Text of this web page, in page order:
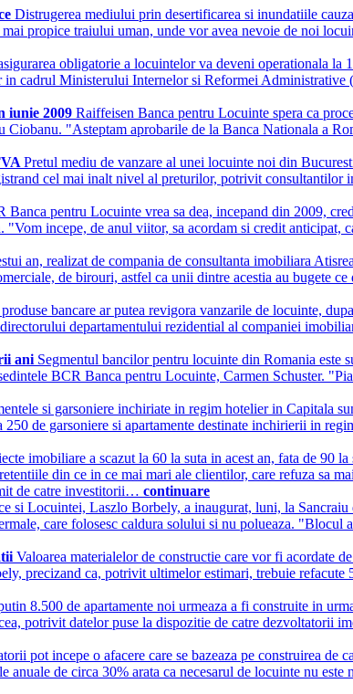
Distrugerea mediului prin desertificarea si inundatiile
propice traiului uman, unde vor avea nevoie de noi
obligatorie a locuintelor va deveni operationala la
cadrul Ministerului Internelor si Reformei
iunie 2009 Raiffeisen Banca pentru Locuinte spera ca
Ciobanu. "Asteptam aprobarile de la Banca Nationala a
Pretul mediu de vanzare al unei locuinte noi din
cel mai inalt nivel al preturilor, potrivit consultantilor
Banca pentru Locuinte vrea sa dea, incepand din 2009,
incepe, de anul viitor, sa acordam si credit anticipat,
an, realizat de compania de consultanta imobiliara
de birouri, astfel ca unii dintre acestia au bugete ce
bancare ar putea revigora vanzarile de locuinte,
departamentului rezidential al companiei
ani Segmentul bancilor pentru locuinte din Romania este
BCR Banca pentru Locuinte, Carmen Schuster.
si garsoniere inchiriate in regim hotelier in Capitala
de garsoniere si apartamente destinate inchirierii in
imobiliare a scazut la 60 la suta in acest an, fata de 90 la
din ce in ce mai mari ale clientilor, care refuza sa
de catre investitorii… continuare
si Locuintei, Laszlo Borbely, a inaugurat, luni, la Sancraiu
care folosesc caldura solului si nu polueaza. "Blocul
Valoarea materialelor de constructie care vor fi acordate
precizand ca, potrivit ultimelor estimari, trebuie refacute
8.500 de apartamente noi urmeaza a fi construite in
potrivit datelor puse la dispozitie de catre dezvoltatorii
pot incepe o afacere care se bazeaza pe construirea de
de circa 30% arata ca necesarul de locuinte nu este